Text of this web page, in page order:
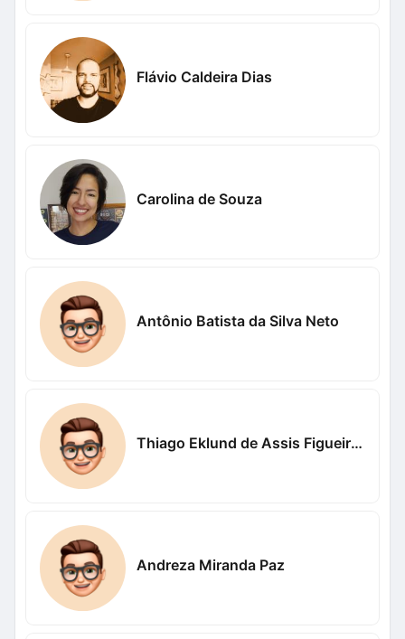
Flávio Caldeira Dias
Carolina de Souza
Antônio Batista da Silva Neto
Thiago Eklund de Assis Figueiredo
Andreza Miranda Paz